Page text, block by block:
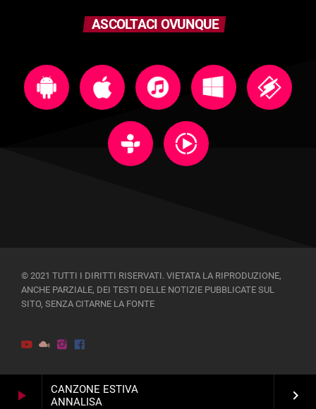
play_arrow
CANZONE ESTIVA
ANNALISA
keyboard_arrow_right
ASCOLTACI OVUNQUE
© 2021 TUTTI I DIRITTI RISERVATI. VIETATA LA RIPRODUZIONE,
ANCHE PARZIALE, DEI TESTI DELLE NOTIZIE PUBBLICATE SUL
SITO, SENZA CITARNE LA FONTE